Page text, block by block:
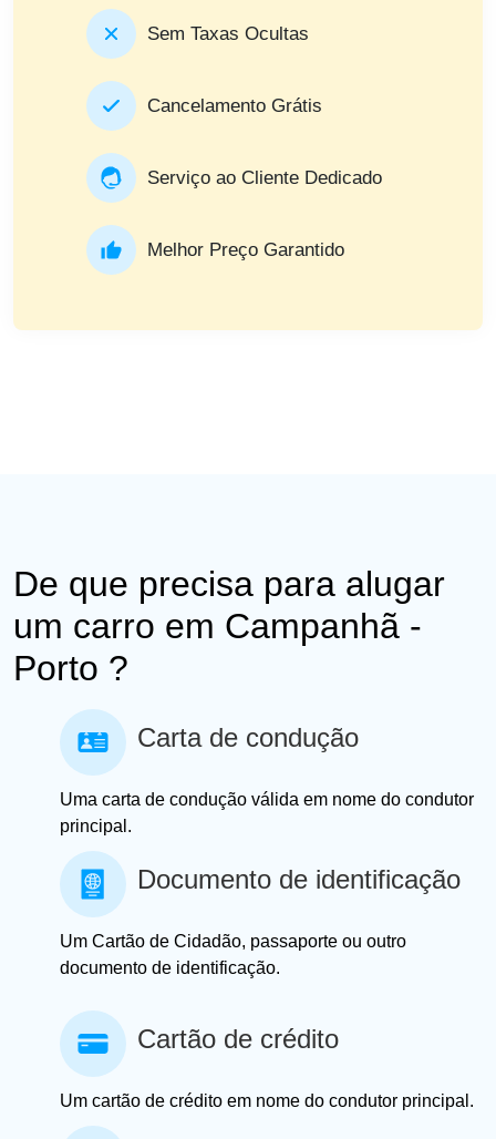
Sem Taxas Ocultas
Cancelamento Grátis
Serviço ao Cliente Dedicado
Melhor Preço Garantido
De que precisa para alugar
um carro em Campanhã -
Porto ?
Carta de condução
Uma carta de condução válida em nome do condutor
principal.
Documento de identificação
Um Cartão de Cidadão, passaporte ou outro
documento de identificação.
Cartão de crédito
Um cartão de crédito em nome do condutor principal.